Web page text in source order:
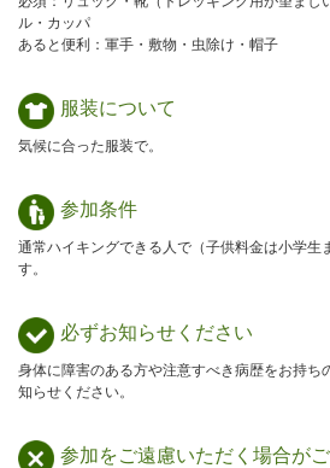
ル・カッパ
あると便利：軍手・敷物・虫除け・帽子
服装について
気候に合った服装で。
参加条件
通常ハイキングできる人で（子供料金は小学生
す。
必ずお知らせ ください
身体に障害のある方や注意すべき病歴をお持ち
知らせください。
参加をご遠慮いただく場合が